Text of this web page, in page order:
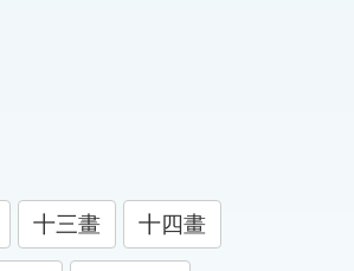
十三畫 十四畫